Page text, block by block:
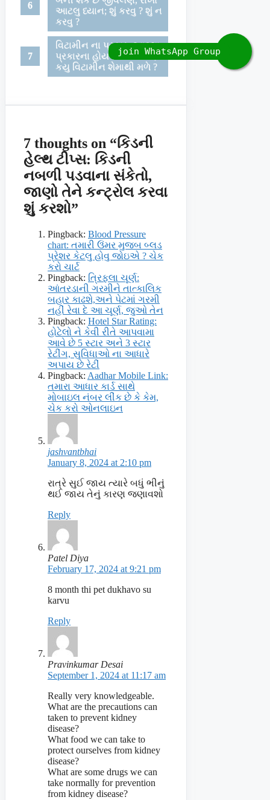
આટલુ ધ્યાન; શું કરવુ ? શું ન
કરવુ ?
વિટામીન ના પ્રકાર: આટલા
પ્રકારના હોય છે વિટામીન,
કયુ વિટામીન શેમાથી મળે ?
7 thoughts on “કિડની
હેલ્થ ટીપ્સ: કિડની
નબળી પડવાના સંકેતો,
જાણો તેને કન્ટ્રોલ કરવા
શું કરશો”
Pingback: Blood Pressure
chart: તમારી ઉંમર મુજબ બ્લડ
પ્રેશર કેટલુ હોવુ જોઇએ ? ચેક
કરો ચાર્ટ
Pingback: ત્રિફલા ચૂર્ણ:
આંતરડાની ગરમીને તાત્કાલિક
બહાર કાઢશે,અને પેટમાં ગરમી
નહીં રેવા દે આ ચૂર્ણ, જુઓ તેન
Pingback: Hotel Star Rating:
હોટેલો ને કેવી રીતે આપવામા
આવે છે 5 સ્ટાર અને 3 સ્ટાર
રેટીંગ, સુવિધાઓ ના આધારે
અપાય છે રેટીં
Pingback: Aadhar Mobile Link:
તમારા આધાર કાર્ડ સાથે
મોબાઇલ નંબર લીંક છે કે કેમ,
ચેક કરો ઓનલાઇન
jashvantbhai
January 8, 2024 at 2:10 pm
રાત્રે સુઈ જાય ત્યારે બધું ભીનું
થઈ જાય તેનું કારણ જણાવશો
Reply
Patel Diya
February 17, 2024 at 9:21 pm
8 month thi pet dukhavo su
karvu
Reply
Pravinkumar Desai
September 1, 2024 at 11:17 am
Really very knowledgeable.
What are the precautions can
taken to prevent kidney
disease?
What food we can take to
protect ourselves from kidney
disease?
What are some drugs we can
take normally for prevention
from kidney disease?